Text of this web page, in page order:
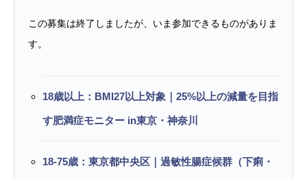
この募集は終了しましたが、いま参加できるものがありま
す。
18歳以上：BMI27以上対象｜25%以上の減量を目指
す肥満症モニター in東京・神奈川
18-75歳：東京都中央区｜過敏性腸症候群（下痢・